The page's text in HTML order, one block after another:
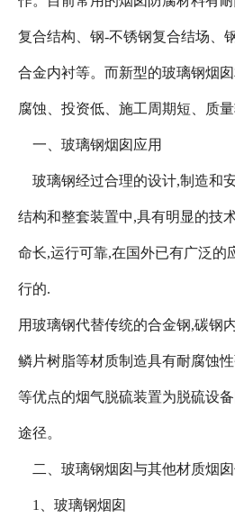
复合结构、钢-不锈钢复合结场、
合金内衬等。而新型的玻璃钢烟
腐蚀、投资低、施工周期短、质
一、玻璃钢烟囱应用
玻璃钢经过合理的设计,制造和
结构和整套装置中,具有明显的技
命长,运行可靠,在国外已有广泛的
行的.
用玻璃钢代替传统的合金钢,碳钢
鳞片树脂等材质制造具有耐腐蚀
等优点的烟气脱硫装置为脱硫设
途径。
二、玻璃钢烟囱与其他材质烟
1、玻璃钢烟囱